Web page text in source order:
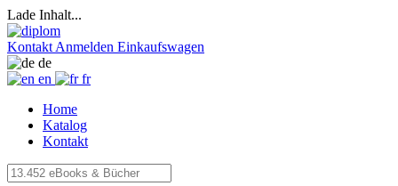
Lade Inhalt...
Kontakt Anmelden Einkaufswagen
de
en
fr
Home
Katalog
Kontakt